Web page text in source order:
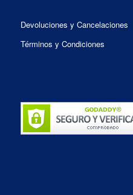
Devoluciones y Cancelaciones
Términos y Condiciones